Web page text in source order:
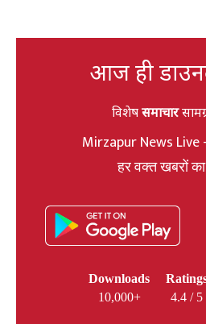
आज ही
विशेषसमाचार
Mirzapur News Live
हर वक्त खबरों
Downloads
10,000+
4.4 / 5